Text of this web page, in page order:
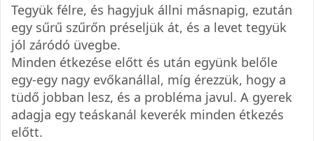
Tegyük félre, és hagyjuk állni másnapig, ezután
egy sűrű szűrőn préseljük át, és a levet tegyük
jól záródó üvegbe.
Minden étkezése előtt és után együnk belőle
egy-egy nagy evőkanállal, míg érezzük, hogy a
tüdő jobban lesz, és a probléma javul. A gyerek
adagja egy teáskanál keverék minden étkezés
előtt.